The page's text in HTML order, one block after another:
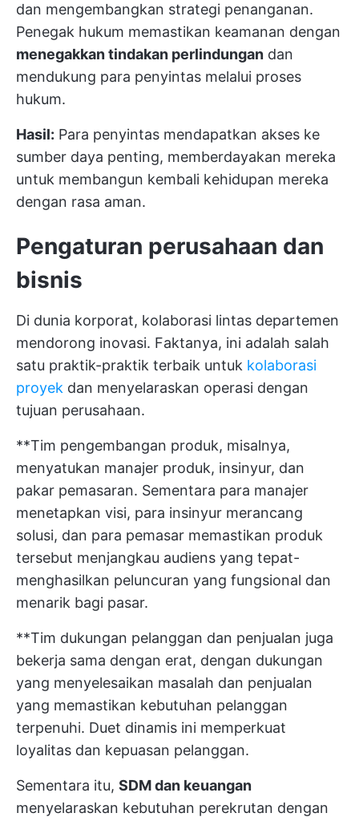
dan mengembangkan strategi penanganan.
Penegak hukum memastikan keamanan dengan
menegakkan tindakan perlindungan dan
mendukung para penyintas melalui proses
hukum.
Hasil: Para penyintas mendapatkan akses ke
sumber daya penting, memberdayakan mereka
untuk membangun kembali kehidupan mereka
dengan rasa aman.
Pengaturan perusahaan dan
bisnis
Di dunia korporat, kolaborasi lintas departemen
mendorong inovasi. Faktanya, ini adalah salah
satu praktik-praktik terbaik untuk kolaborasi
proyek dan menyelaraskan operasi dengan
tujuan perusahaan.
**Tim pengembangan produk, misalnya,
menyatukan manajer produk, insinyur, dan
pakar pemasaran. Sementara para manajer
menetapkan visi, para insinyur merancang
solusi, dan para pemasar memastikan produk
tersebut menjangkau audiens yang tepat-
menghasilkan peluncuran yang fungsional dan
menarik bagi pasar.
**Tim dukungan pelanggan dan penjualan juga
bekerja sama dengan erat, dengan dukungan
yang menyelesaikan masalah dan penjualan
yang memastikan kebutuhan pelanggan
terpenuhi. Duet dinamis ini memperkuat
loyalitas dan kepuasan pelanggan.
Sementara itu, SDM dan keuangan
menyelaraskan kebutuhan perekrutan dengan